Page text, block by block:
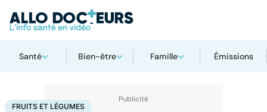
Santé Bien-être Famille Émissions
AccueilSanté Fruits et légumes
FRUITS ET LÉGUMES